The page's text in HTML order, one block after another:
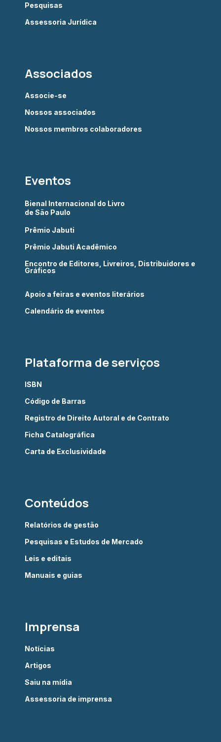
Pesquisas
Assessoria Jurídica
Associados
Associe-se
Nossos associados
Nossos membros colaboradores
Eventos
Bienal Internacional do Livro
de São Paulo
Prêmio Jabuti
Prêmio Jabuti Acadêmico
Encontro de Editores, Livreiros, Distribuidores e
Gráficos
Apoio a feiras e eventos literários
Calendário de eventos
Plataforma de serviços
ISBN
Código de Barras
Registro de Direito Autoral e de Contrato
Ficha Catalográfica
Carta de Exclusividade
Conteúdos
Relatórios de gestão
Pesquisas e Estudos de Mercado
Leis e editais
Manuais e guias
Imprensa
Notícias
Artigos
Saiu na mídia
Assessoria de imprensa